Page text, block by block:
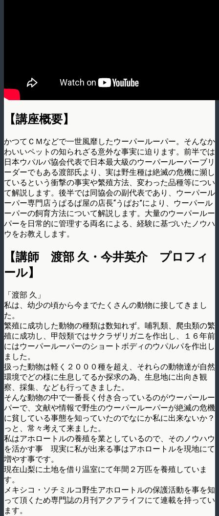
【講座概要】
かつてＣＭなどで一世風靡したウーパールーパー。そんなか
わいいペットの知られざる意外な事実に迫ります。前半では
日本ウパルパ協会代表で日本最大級のウーパールーパーブリ
ーダーでもある渡部氏より、実は野生種は絶滅の危機に瀕し
ているという衝撃の事実や繁殖方法、変わった品種等につい
て解説します。後半では同協会の副代表であり、ウーパール
ーパー専門店うぱるぱ屋の店長“うぱお”により、ウーパール
ーパーの飼育方法について解説します。大量のウーパールー
パーを日常的に管理する両名による、経験に基づいたノウハ
ウをお教えします。
【講師 渡部 久・今井英介 プロフィ
ール】
「渡部 久」
私は、幼少の頃から今までたくさんの動物に接してきまし
た。
繁殖に成功した動物の種類は数知れず。哺乳類、爬虫類の繁
殖に成功し、甲殻類ではサクラザリガニを作出し、１６年前
にはウーパールーパーのショートボディのウパルパを作出し
ました。
扱った動物は軽く２０００種を超え、それらの動物達が自然
環境でどの様に生息してるか探求の為、生息地に出向き観
察、採集、なども行ってきました。
そんな動物の中で一番長く付き合っているのがウーパールー
パーで、文献や情報で野生のウーパールーパーが絶滅の危機
に貧している事態を知っていたのでなにか私に出来ないか？
っと、常々考えて来ました。
私はアホロートルの養殖を業としているので、そのノウハウ
を活かす事 現実に私が出来る事はアホロートルを現地にて
増やす事です。
現在山梨に土地を借り温室にて年間２万匹を養殖していま
す。
メキシコ・ソチミルコ野生アホロートルの保護活動を事を知
って頂くため専門誌の月刊アクアライフにて連載を持ってい
ます。